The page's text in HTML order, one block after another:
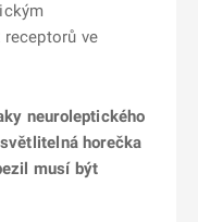
ve
neuroleptického
horečka
musí být